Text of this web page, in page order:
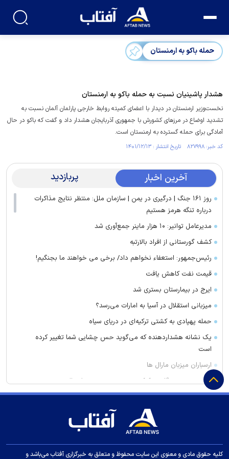
حمله باکو به ارمنستان
هشدار پاشینیان نسبت به حمله باکو به ارمنستان
نخست‌وزیر ارمنستان در دیدار با اعضای کمیته روابط خارجی پارلمان آلمان نسبت به
تشدید اوضاع در مرز‌های کشورش با جمهوری آذربایجان هشدار داد و گفت که باکو در حال
آمادگی برای حمله گسترده به ارمنستان است.
کد خبر: ۸۲۷۹۹۸ تاریخ انتشار : ۱۴۰۱/۱۲/۱۳
آخرین اخبار پربازدید
روز ۱۶۱ جنگ | درگیری در یمن | سازمان ملل: منتظر نتایج مذاکرات
درباره تنگه هرمز هستیم
مدیرعامل توانیر: ۱۰ هزار ماینر جمع‌آوری شد
کشف گورستانی از افراد بالارتبه
رئیس‌جمهور: استعفاء نخواهم داد/ برخی می خواهند ما بجنگیم!
قیمت نفت کاهش یافت
ایرج در بیمارستان بستری شد
میزبانی استقلال در آسیا به امارات می‌رسد؟
حمله پهپادی به کشتی ترکیه‌ای در دریای سیاه
یک نشانه هشداردهنده که می‌گوید حس چشایی شما تغییر کرده
است
ارسباران میزبان مارال ها
آتش‌سوزی دستگاه خنک‌کننده در محدوده زیر پل عالی‌نسب تبریز
واکنش بقائی به سخنان ترامپ
وزیر خزانه داری آمریکا: در دو سال آینده تنگه هرمز بی‌اهمیت خواهد
واکنش عراقچی به توافقنامه مکه
کلیه حقوق مادی و معنوی این سایت محفوظ و متعلق به خبرگزاری آفتاب می‌باشد و